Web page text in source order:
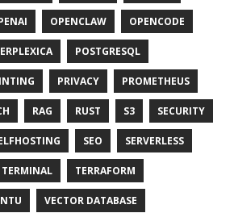
OPENCLAW OPENCODE
POSTGRESQL
PRIVACY PROMETHEUS
RAG RUST S3 SECURITY
SEO SERVERLESS
TERMINAL TERRAFORM
VECTOR DATABASE